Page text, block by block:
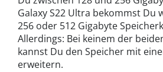
Galaxy S22 Ultra bekommst Du
256 oder 512 Gigabyte
Allerdings: Bei keinem der
kannst Du den Speicher mit
erweitern.